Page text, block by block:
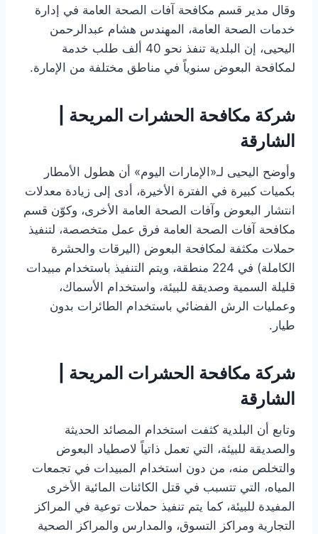
وقال مدير قسم مكافحة آفات الصحة العامة في إدارة
خدمات الصحة العامة، المهندس هشام عبدالرحمن
اليحيى، إن البلدية تنفذ نحو 40 ألف طلب خدمة
لمكافحة البعوض سنوياً في مناطق مختلفة من الإمارة.
شركة مكافحة الحشرات المريحة |
الشارقة
وأوضح اليحيى لـ«الإمارات اليوم» أن هطول الأمطار
بكميات كبيرة في الفترة الأخيرة، أدى إلى زيادة معدلات
انتشار البعوض وآفات الصحة العامة الأخرى، وكوّن قسم
مكافحة آفات الصحة العامة فرق عمل متخصصة، لتنفيذ
حملات مكثفة لمكافحة البعوض (اليرقات والحشرة
الكاملة) في 224 منطقة، ويتم التنفيذ باستخدام مبيدات
قليلة السمية وصديقة للبيئة، واستخدام الأسماك،
وعمليات الرش الفضائي باستخدام الطائرات بدون
طيار.
شركة مكافحة الحشرات المريحة |
الشارقة
وتابع أن البلدية كثفت استخدام المصائد الحديثة
والصديقة للبيئة، التي تعمل ذاتياً لاصطياد البعوض
والتخلص منه، من دون استخدام المبيدات في تجمعات
المياه، التي تتسبب في قتل الكائنات المائية الأخرى
المفيدة للبيئة، كما يتم تنفيذ حملات توعية في المراكز
التجارية ومراكز التسوق، والمدارس والمراكز الصحية